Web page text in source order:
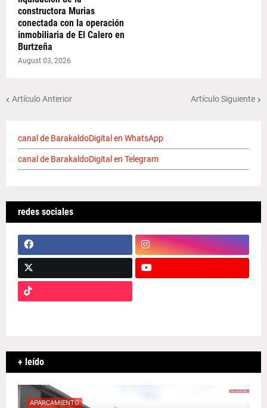
constructora Murias
conectada con la operación
inmobiliaria de El Calero en
Burtzeña
August 03, 2026
Artículo Anterior Artículo Siguiente
canal de BarakaldoDigital en WhatsApp
canal de BarakaldoDigital en Telegram
redes sociales
+ leído
APARCAMIENTO